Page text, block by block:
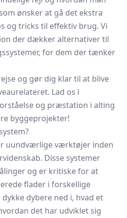
ønsker at gå det ekstra
og tricks til effektiv brug. Vi
der dækker alternativer til
for dem der tænker
og gør dig klar til at blive
Lad os i
og præstation i alting
byggeprojekter!
uundværlige værktøjer inden
Disse systemer
og er kritiske for at
flader i forskellige
dybere ned i, hvad et
det har udviklet sig